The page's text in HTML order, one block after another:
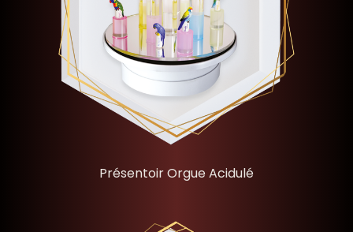
Présentoir Orgue Acidulé